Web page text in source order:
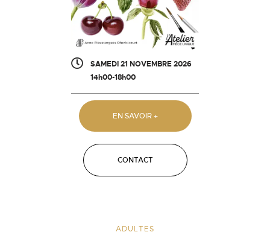
SAMEDI 21 NOVEMBRE 2026
14h00-18h00
EN SAVOIR +
CONTACT
ADULTES